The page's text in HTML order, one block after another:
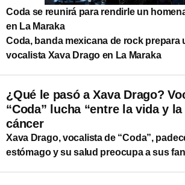
Coda se reunirá para rendirle un
en La Maraka
Coda, banda mexicana de rock prepara
vocalista Xava Drago en La Maraka
¿Qué le pasó a Xava Drago?
“Coda” lucha “entre la vida y
cáncer
Xava Drago, vocalista de “Coda”,
estómago y su salud preocupa a sus